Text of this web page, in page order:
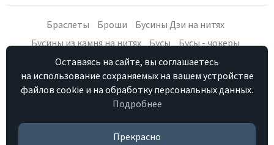
Браслеты Броши
Бусины Дзи на нитях
Бусины из камня на нитях
Бусы
Бусы - чокеры
Кольца, серьги
Кулоны
Наборы (бусы, браслет, серьги)
Распродажа
Сувениры из камня Фурнитура Четки
Контакты Как купить
Оставаясь на сайте, вы соглашаетесь
на использование сохраняемых на вашем устройстве
файлов cookie и на обработку персональных данных.
Подробнее
Прекрасно